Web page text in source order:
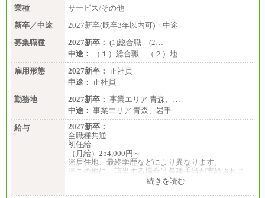
業種
サービス/その他
新卒／中途
2027新卒(既卒3年以内可)・中途
募集職種
2027新卒： (1)総合職 (2…
中途：
（１）総合職 （２）地…
雇用形態
2027新卒： 正社員
中途： 正社員
勤務地
2027新卒： 事業エリア 青森、…
中途： 事業エリア 青森、岩手…
給与
2027新卒：
全職種共通
初任給
（月給）254,000円～
※居住地、最終学歴などにより異なります。
※この他に、該当する場合は各種手当が支給されま
+ 続きを読む